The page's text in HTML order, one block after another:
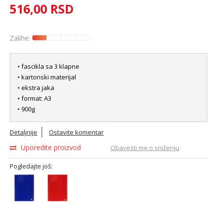
516,00 RSD
Zalihe:
• fascikla sa 3 klapne
• kartonski materijal
• ekstra jaka
• format: A3
• 900g
Detaljnije Ostavite komentar
Uporedite proizvod Obavesti me o sniženju
Pogledajte još: